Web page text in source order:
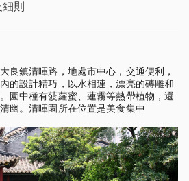
則
良鎮清暉路，地處市中心，交通便利，
的設計精巧，以水相連，漂亮的磚雕和
園中種有菠蘿蜜、蓮霧等熱帶植物，還
幽。清暉園所在位置是美食集中